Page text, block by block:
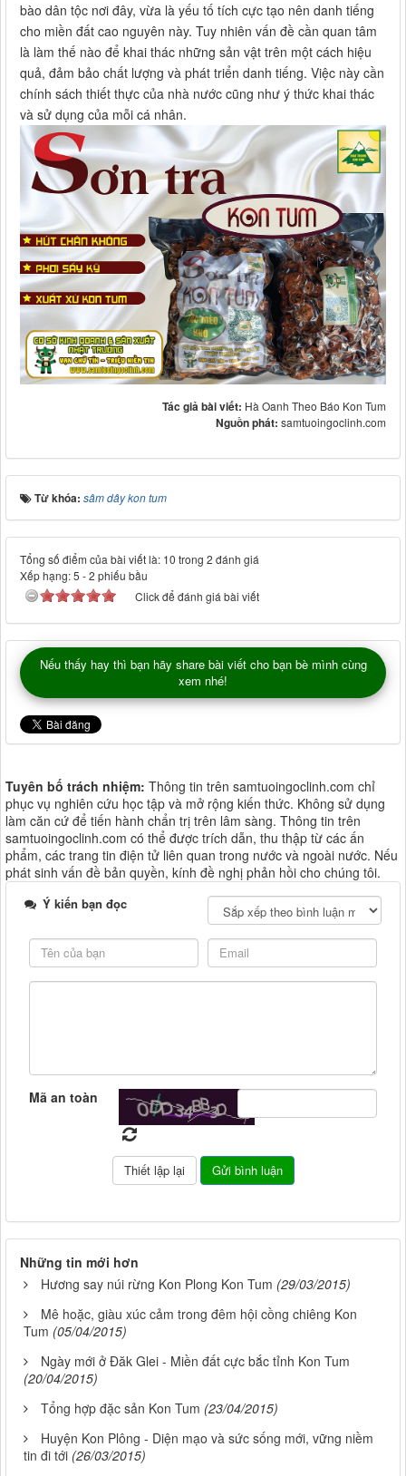
bào dân tộc nơi đây, vừa là yếu tố tích cực tạo nên danh tiếng
cho miền đất cao nguyên này. Tuy nhiên vấn đề cần quan tâm
là làm thế nào để khai thác những sản vật trên một cách hiệu
quả, đảm bảo chất lượng và phát triển danh tiếng. Việc này cần
chính sách thiết thực của nhà nước cũng như ý thức khai thác
và sử dụng của mỗi cá nhân.
Tác giả bài viết: Hà Oanh Theo Báo Kon Tum
Nguồn phát: samtuoingoclinh.com
Từ khóa: sâm dây kon tum
Tổng số điểm của bài viết là: 10 trong 2 đánh giá
Xếp hạng:5 -2 phiếu bầu
Click để đánh giá bài viết
Nếu thấy hay thì bạn hãy share bài viết cho bạn bè mình cùng
xem nhé!
Tuyên bố trách nhiệm: Thông tin trên samtuoingoclinh.com chỉ
phục vụ nghiên cứu học tập và mở rộng kiến thức. Không sử dụng
làm căn cứ để tiến hành chẩn trị trên lâm sàng. Thông tin trên
samtuoingoclinh.com có thể được trích dẫn, thu thập từ các ấn
phẩm, các trang tin điện tử liên quan trong nước và ngoài nước. Nếu
phát sinh vấn đề bản quyền, kính đề nghị phản hồi cho chúng tôi.
Ý kiến bạn đọc
Mã an toàn
Những tin mới hơn
Hương say núi rừng Kon Plong Kon Tum (29/03/2015)
Mê hoặc, giàu xúc cảm trong đêm hội cồng chiêng Kon
Tum (05/04/2015)
Ngày mới ở Đăk Glei - Miền đất cực bắc tỉnh Kon Tum
(20/04/2015)
Tổng hợp đặc sản Kon Tum (23/04/2015)
Huyện Kon Plông - Diện mạo và sức sống mới, vững niềm
tin đi tới (26/03/2015)